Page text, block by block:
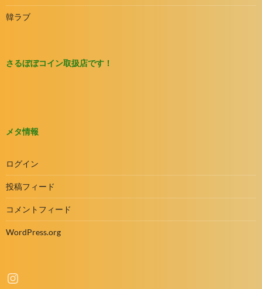
韓ラブ
さるぼぼコイン取扱店です！
メタ情報
ログイン
投稿フィード
コメントフィード
WordPress.org
Instagram